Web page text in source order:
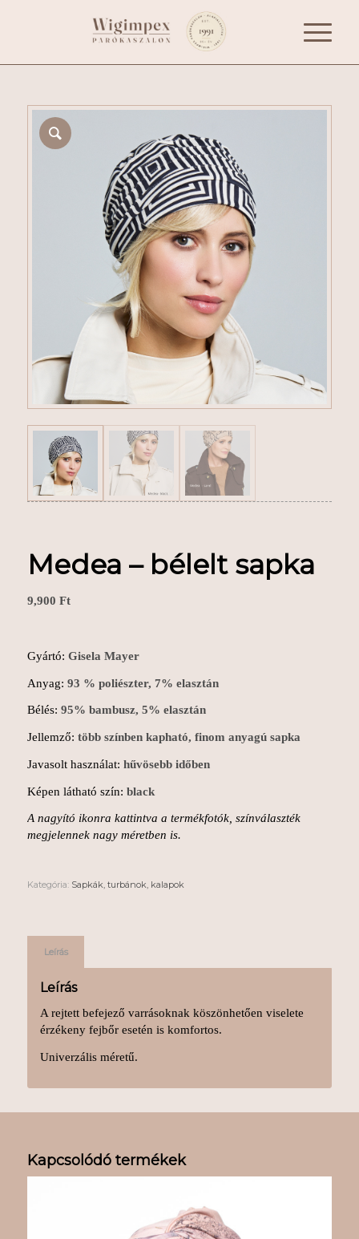
Medea – bélelt sapka
9,900 Ft
Gyártó: Gisela Mayer
Anyag: 93 % poliészter, 7% elasztán
Bélés: 95% bambusz, 5% elasztán
Jellemző: több színben kapható, finom anyagú sapka
Javasolt használat: hűvösebb időben
Képen látható szín: black
A nagyító ikonra kattintva a termékfotók, színválaszték
megjelennek nagy méretben is.
Kategória: Sapkák, turbánok, kalapok
Leírás
Leírás
A rejtett befejező varrásoknak köszönhetően viselete
érzékeny fejbőr esetén is komfortos.
Univerzális méretű.
Kapcsolódó termékek